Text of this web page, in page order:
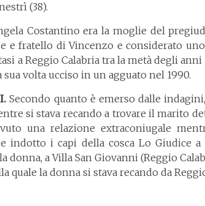
(38).
Costantino era la moglie del
e fratello di Vincenzo e considerato
a Reggio Calabria tra la metà degli anni
volta ucciso in un agguato nel 1990.
Secondo quanto è emerso dalle
si stava recando a trovare il marito
una relazione extraconiugale
indotto i capi della cosca Lo Giudice a
donna, a Villa San Giovanni (Reggio
quale la donna si stava recando da